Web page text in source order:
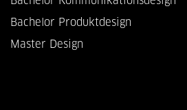
Bachelor Produktdesign
Master Design